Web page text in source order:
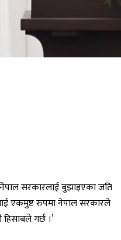
सरकारलाई बुझाइएका जति
एकमुष्ट रुपमा नेपाल सरकारले
गर्छ ।’